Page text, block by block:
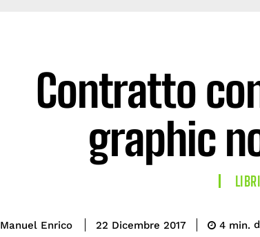
Contratto
graphic
Manuel Enrico 22 Dicembre 2017 4 min.